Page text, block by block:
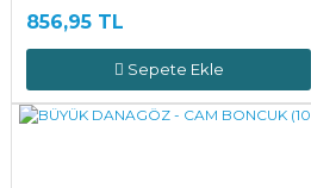
856,95 TL
Sepete Ekle